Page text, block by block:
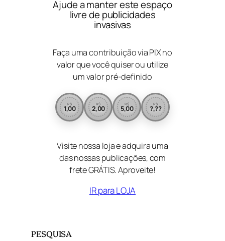
Ajude a manter este espaço
livre de publicidades
invasivas
Faça uma contribuição via PIX no
valor que você quiser ou utilize
um valor pré-definido
R$
1,00
R$
2,00
R$
5,00
R$
?,??
Visite nossa loja e adquira uma
das nossas publicações, com
frete GRÁTIS. Aproveite!
IR para LOJA
PESQUISA